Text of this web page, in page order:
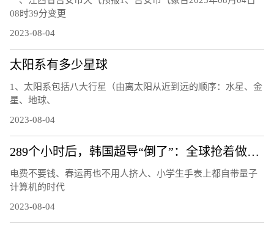
08时39分变更
2023-08-04
太阳系有多少星球
1、太阳系包括八大行星（由离太阳从近到远的顺序：水星、金
星、地球、
2023-08-04
289个小时后，韩国超导“倒了”：全球抢着做的复现实验还做吗
电费不要钱、春运再也不用人挤人、小学生手表上都自带量子
计算机的时代
2023-08-04